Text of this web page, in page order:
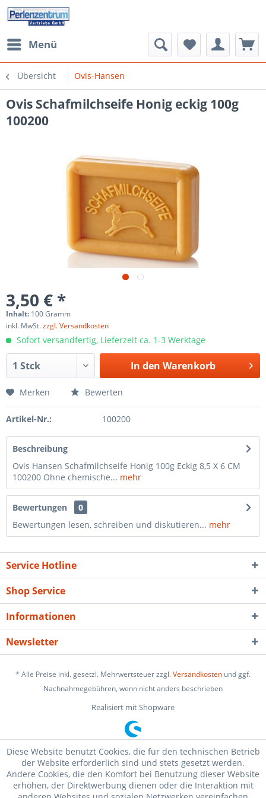
Menü
Übersicht Ovis-Hansen
Ovis Schafmilchseife Honig eckig 100g
100200
3,50 € *
Inhalt: 100 Gramm
inkl. MwSt.zzgl. Versandkosten
Sofort versandfertig, Lieferzeit ca. 1-3 Werktage
In den Warenkorb
Merken Bewerten
Artikel-Nr.: 100200
Beschreibung
Ovis Hansen Schafmilchseife Honig 100g Eckig 8,5 X 6 CM
100200 Ohne chemische... mehr
Bewertungen
0
Bewertungen lesen, schreiben und diskutieren... mehr
Service Hotline
Shop Service
Informationen
Newsletter
* Alle Preise inkl. gesetzl. Mehrwertsteuer zzgl.Versandkosten und ggf.
Nachnahmegebühren, wenn nicht anders beschrieben
Realisiert mit Shopware
Diese Website benutzt Cookies, die für den technischen Betrieb
der Website erforderlich sind und stets gesetzt werden.
Andere Cookies, die den Komfort bei Benutzung dieser Website
erhöhen, der Direktwerbung dienen oder die Interaktion mit